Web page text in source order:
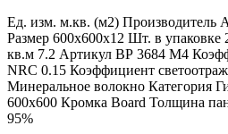
Ед. изм. м.кв. (м2) Производитель
Размер 600x600x12 Шт. в упаковке
кв.м 7.2 Артикул ВР 3684 М4
NRC 0.15 Коэффициент
Минеральное волокно Категория
600x600 Кромка Board Толщина
95%